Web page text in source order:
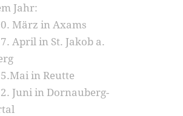
Jahr:
März in Axams
April in St. Jakob a.
in Reutte
Juni in Dornauberg-